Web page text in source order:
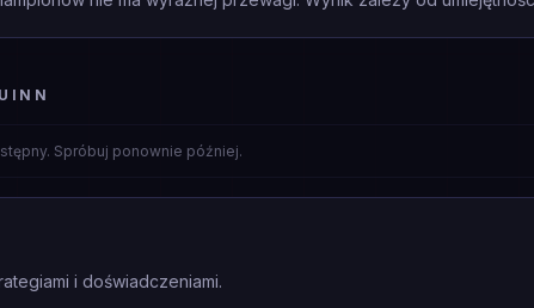
Spróbuj ponownie później.
i doświadczeniami.